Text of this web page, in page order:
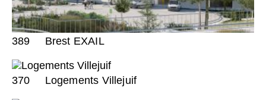
389 Brest EXAIL
370 Logements Villejuif